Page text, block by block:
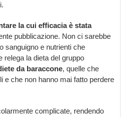
la cui efficacia è stata
pubblicazione. Non ci sarebbe
sanguigno e nutrienti che
relega la dieta del gruppo
da baraccone, quelle che
e che non hanno mai fatto perdere
complicate, rendendo